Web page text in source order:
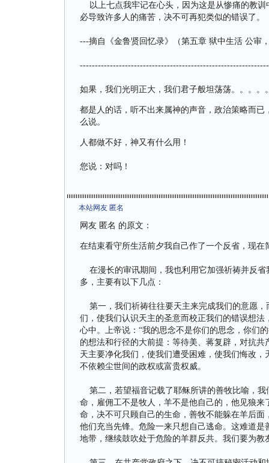
以上七点我牢记在心头，因为这是从惨痛的教训
必导致许多人的痛苦，决不可再犯类似的错误了。
---摘自《金鲁贤回忆录》（第五章 狱中生活 公审
如果，我们光明正大，我们君子般坦荡荡。。。。
都是人的话，听不出来属神的声音，政治策略而
么说。
人都做不好，神又有什么用！
您说：对吗！
本站网友 匿名
网友 匿名 的原文：
在结束看守所生活前夕我自己作了一个反省，现在
在漫长的审讯期间，我也利用它加强祈祷并反省
多，主要有以下几点：
第一，我们祈祷往往要天主来完成我们的意愿，
们，使我们认识天主的圣意而校正我们的错误想
心中。上帝说：“我的思念不是你们的思念，你们
的想法和行径的大前提：等待美、蒋复辟，对抗
天主要净化我们，使我们遭受困难，使我们悔改
不依赖尘世间的政权或富贵权威。
第二，若望福音记载了耶稣所讲的善牧比喻，我
命，雇佣工不是牧人，羊不是他自己的，他见狼
命，决不可只顾自己的生命，善牧不能躲在羊后
他们充当先锋。危险一来只想自己逃命。这难道
地带，继续鼓吹处于危险的羊群反共。我们要为教